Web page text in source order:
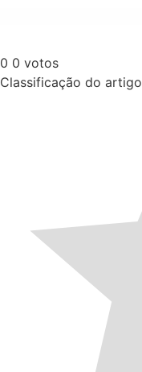
0 0 votos
Classificação do artigo